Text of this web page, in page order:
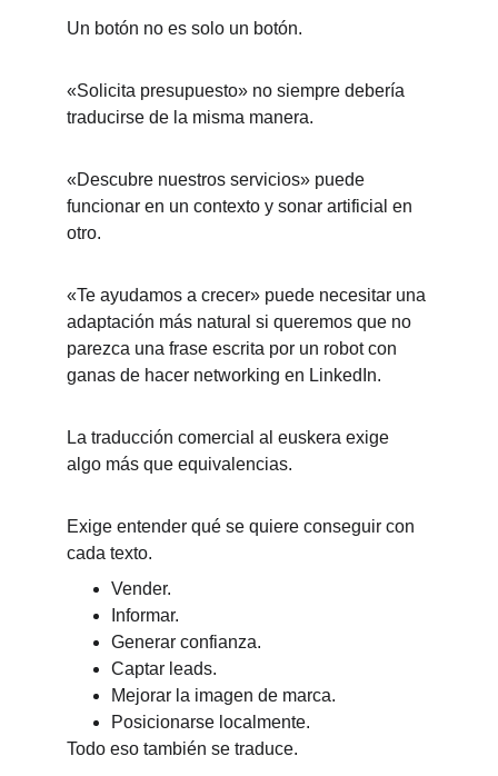
Un botón no es solo un botón.
«Solicita presupuesto» no siempre debería
traducirse de la misma manera.
«Descubre nuestros servicios» puede
funcionar en un contexto y sonar artificial en
otro.
«Te ayudamos a crecer» puede necesitar una
adaptación más natural si queremos que no
parezca una frase escrita por un robot con
ganas de hacer networking en LinkedIn.
La traducción comercial al euskera exige
algo más que equivalencias.
Exige entender qué se quiere conseguir con
cada texto.
Vender.
Informar.
Generar confianza.
Captar leads.
Mejorar la imagen de marca.
Posicionarse localmente.
Todo eso también se traduce.